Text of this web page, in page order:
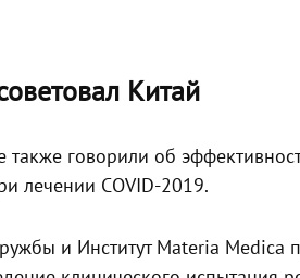
Китай
также говорили об
лечении COVID-2019.
и Институт Materia